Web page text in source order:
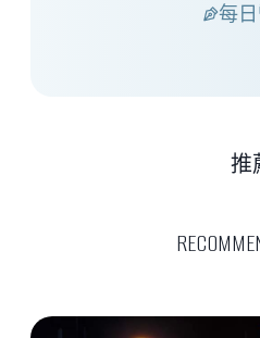
每日
推